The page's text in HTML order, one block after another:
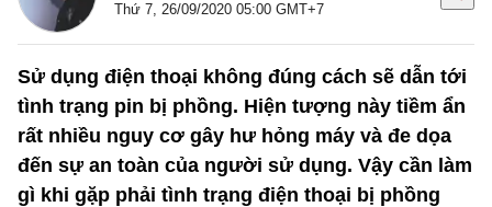
Thứ 7, 26/09/2020 05:00 GMT+7
Sử dụng điện thoại không đúng cách sẽ dẫn tới
tình trạng pin bị phồng. Hiện tượng này tiềm ẩn
rất nhiều nguy cơ gây hư hỏng máy và đe dọa
đến sự an toàn của người sử dụng. Vậy cần làm
gì khi gặp phải tình trạng điện thoại bị phồng